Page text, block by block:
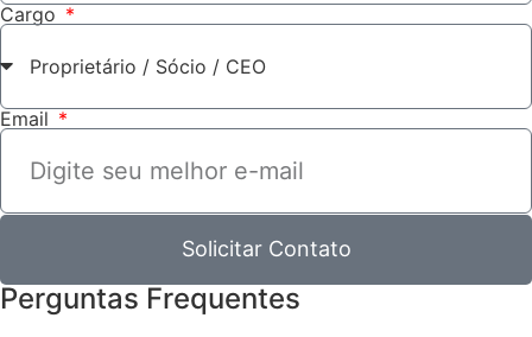
Cargo
Email
Solicitar Contato
Perguntas Frequentes